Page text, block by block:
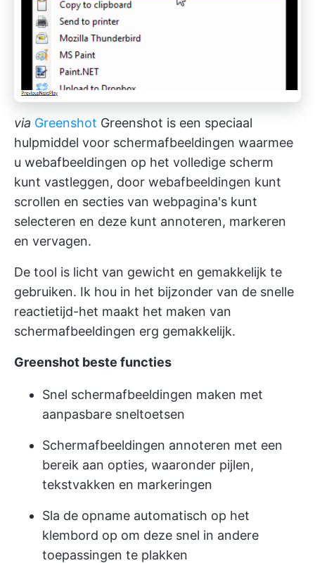
via Greenshot Greenshot is een speciaal
hulpmiddel voor schermafbeeldingen waarmee
u webafbeeldingen op het volledige scherm
kunt vastleggen, door webafbeeldingen kunt
scrollen en secties van webpagina's kunt
selecteren en deze kunt annoteren, markeren
en vervagen.
De tool is licht van gewicht en gemakkelijk te
gebruiken. Ik hou in het bijzonder van de snelle
reactietijd-het maakt het maken van
schermafbeeldingen erg gemakkelijk.
Greenshot beste functies
Snel schermafbeeldingen maken met
aanpasbare sneltoetsen
Schermafbeeldingen annoteren met een
bereik aan opties, waaronder pijlen,
tekstvakken en markeringen
Sla de opname automatisch op het
klembord op om deze snel in andere
toepassingen te plakken